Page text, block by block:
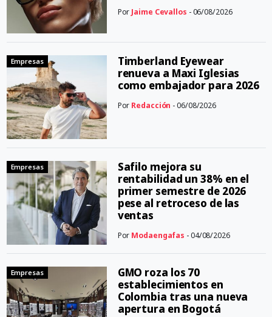
Por Jaime Cevallos - 06/08/2026
Empresas
Timberland Eyewear
renueva a Maxi Iglesias
como embajador para 2026
Por Redacción - 06/08/2026
Empresas
Safilo mejora su
rentabilidad un 38% en el
primer semestre de 2026
pese al retroceso de las
ventas
Por Modaengafas - 04/08/2026
Empresas
GMO roza los 70
establecimientos en
Colombia tras una nueva
apertura en Bogotá